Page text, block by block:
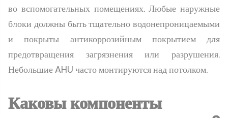
во вспомогательных помещениях. Любые наружные
блоки должны быть тщательно водонепроницаемыми
и покрыты антикоррозийным покрытием для
предотвращения загрязнения или разрушения.
Небольшие AHU часто монтируются над потолком.
Каковы компоненты